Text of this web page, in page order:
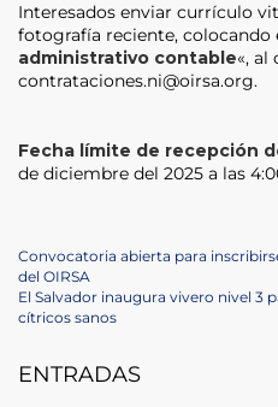
Interesados enviar currículo
fotografía reciente, colocando
administrativo contable«, al
contrataciones.ni@oirsa.org.
Fecha límite de recepción
de diciembre del 2025 a las
Post
navigation
Previous
Post
Convocatoria abierta para
del OIRSA
Next
Post
El Salvador inaugura vivero nivel 3
cítricos sanos
ENTRADAS